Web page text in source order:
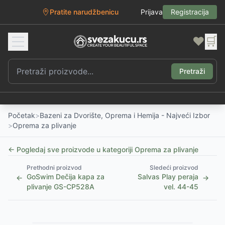
Pratite narudžbenicu Prijava Registracija
❤️ 🛒
Pretraži
Početak>Bazeni za Dvorište, Oprema i Hemija - Najveći Izbor
>Oprema za plivanje
← Pogledaj sve proizvode u kategoriji Oprema za plivanje
←
Prethodni proizvod
GoSwim Dečija kapa za
plivanje GS-CP528A
Sledeći proizvod
Salvas Play peraja
vel. 44-45
→